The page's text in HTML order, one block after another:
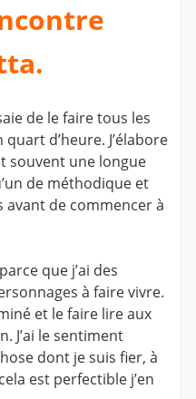
de le faire tous les
d’heure. J’élabore
souvent une longue
de méthodique et
avant de commencer à
que j’ai des
à faire vivre.
et le faire lire aux
J’ai le sentiment
dont je suis fier, à
est perfectible j’en